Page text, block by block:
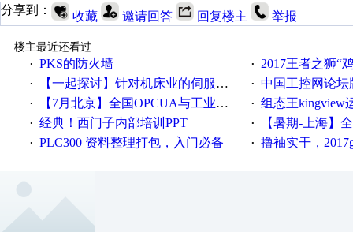
分享到：
收藏 邀请回答 回复楼主 举报
楼主最近还看过
· PKS的防火墙 · 2017王者之狮“鸡”情签到
· 【一起探讨】针对机床业的伺服系统发展，您的期望是什么？ · 中国工控网论坛版
· 【7月北京】全国OPCUA与工业互联技术培训班通知！ · 组态王kingview
· 经典！西门子内部培训PPT · 【暑期-上海】全国工业
· PLC300 资料整理打包，入门必备 · 撸袖实干，2017gongkong®第